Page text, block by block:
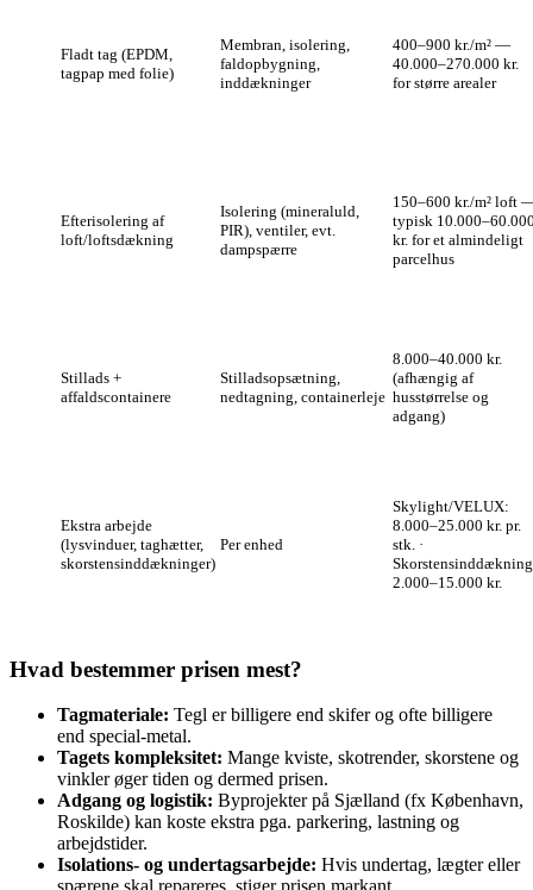
Fladt tag (EPDM,
tagpap med folie)
Membran, isolering,
faldopbygning,
inddækninger
400–900 kr./m² —
40.000–270.000 kr.
for større arealer
Efterisolering af
loft/loftsdækning
Isolering (mineraluld,
PIR), ventiler, evt.
dampspærre
150–600 kr./m² loft
typisk
kr. for et almindeligt
parcelhus
Stillads +
affaldscontainere
Stilladsopsætning,
nedtagning, containerleje
8.000–40.000 kr.
(afhængig af
husstørrelse og
adgang)
Ekstra arbejde
(lysvinduer, taghætter,
skorstensinddækninger)
Per enhed
Skylight/VELUX:
8.000–25.000 kr. pr.
stk. ·
2.000–15.000 kr.
Hvad bestemmer prisen mest?
Tagmateriale: Tegl er billigere end skifer og ofte billigere
end special-metal.
Tagets kompleksitet: Mange kviste, skotrender, skorstene og
vinkler øger tiden og dermed prisen.
Adgang og logistik: Byprojekter på Sjælland (fx København,
Roskilde) kan koste ekstra pga. parkering, lastning og
arbejdstider.
Isolations- og undertagsarbejde: Hvis undertag, lægter eller